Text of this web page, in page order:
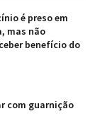
é preso em
mas não
benefício do
com guarnição